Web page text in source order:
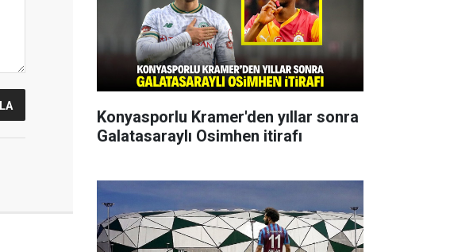
Konyasporlu Kramer'den yıllar sonra
Galatasaraylı Osimhen itirafı